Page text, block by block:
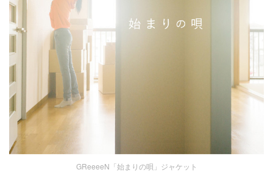
GReeeeN「始まりの唄」ジャケット